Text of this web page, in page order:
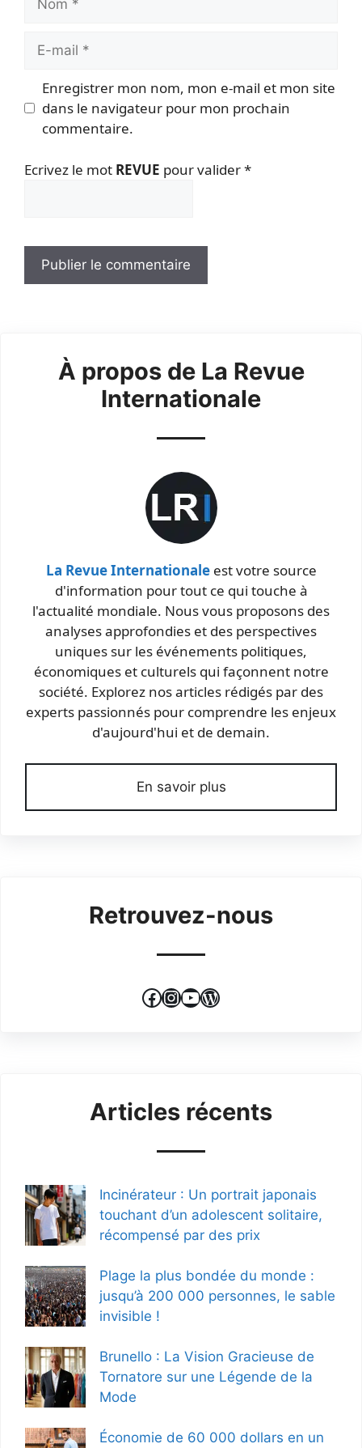
Enregistrer mon nom, mon e-mail et mon site
dans le navigateur pour mon prochain
commentaire.
Ecrivez le mot REVUE pour valider*
À propos de La Revue
Internationale
La Revue Internationaleest votre source
d'information pour tout ce qui touche à
l'actualité mondiale. Nous vous proposons des
analyses approfondies et des perspectives
uniques sur les événements politiques,
économiques et culturels qui façonnent notre
société. Explorez nos articles rédigés par des
experts passionnés pour comprendre les enjeux
d'aujourd'hui et de demain.
En savoir plus
Retrouvez-nous
Facebook
Instagram
YouTube
WordPress
Articles récents
Incinérateur : Un portrait japonais
touchant d’un adolescent solitaire,
récompensé par des prix
Plage la plus bondée du monde :
jusqu’à 200 000 personnes, le sable
invisible !
Brunello : La Vision Gracieuse de
Tornatore sur une Légende de la
Mode
Économie de 60 000 dollars en un